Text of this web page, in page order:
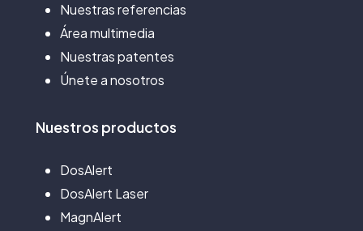
Nuestras referencias
Área multimedia
Nuestras patentes
Únete a nosotros
Nuestros productos
DosAlert
DosAlert Laser
MagnAlert